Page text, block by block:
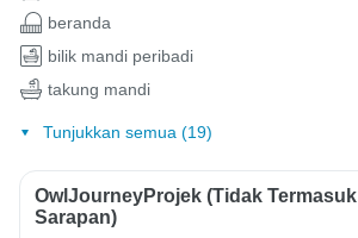
beranda
bilik mandi peribadi
takung mandi
Tunjukkan semua (19)
OwlJourneyProjek (Tidak Termasuk
Sarapan)